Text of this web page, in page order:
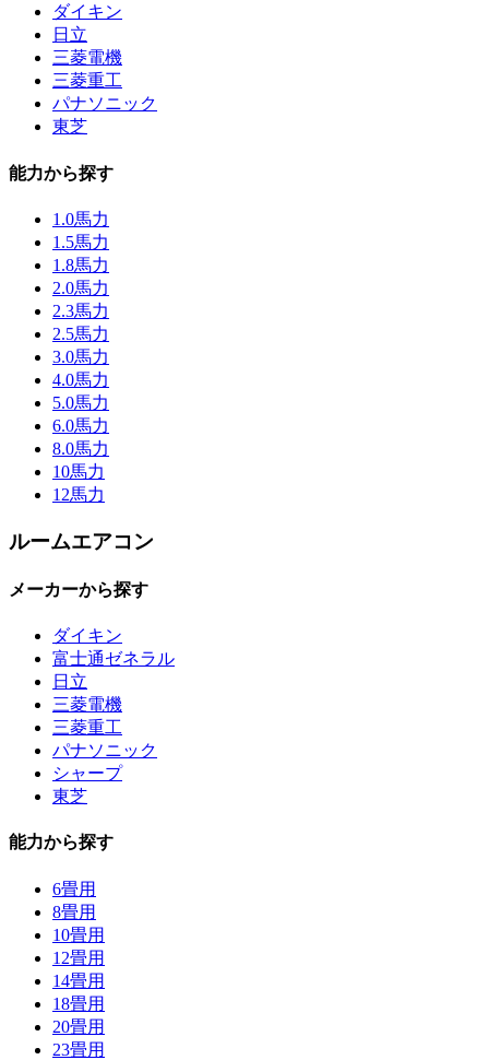
ダイキン
日立
三菱電機
三菱重工
パナソニック
東芝
能力から探す
1.0馬力
1.5馬力
1.8馬力
2.0馬力
2.3馬力
2.5馬力
3.0馬力
4.0馬力
5.0馬力
6.0馬力
8.0馬力
10馬力
12馬力
ルームエアコン
メーカーから探す
ダイキン
富士通ゼネラル
日立
三菱電機
三菱重工
パナソニック
シャープ
東芝
能力から探す
6畳用
8畳用
10畳用
12畳用
14畳用
18畳用
20畳用
23畳用